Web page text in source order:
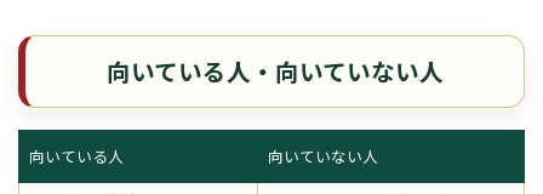
向いている人・向いていない人
向いている人 向いていない人